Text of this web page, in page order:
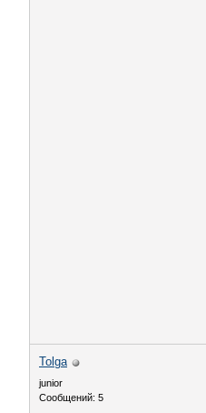
Tolga
junior
Сообщений: 5